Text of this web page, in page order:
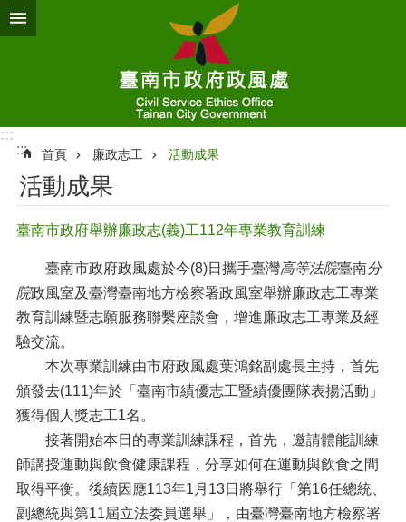
跳到主要內容區塊
:::
:::
首頁 廉政志工 活動成果
活動成果
臺南市政府舉辦廉政志(義)工112年專業教育訓練
臺南市政府政風處於今(8)日攜手臺灣高等法院臺南分
院政風室及臺灣臺南地方檢察署政風室舉辦廉政志工專業
教育訓練暨志願服務聯繫座談會，增進廉政志工專業及經
驗交流。
本次專業訓練由市府政風處葉鴻銘副處長主持，首先
頒發去(111)年於「臺南市績優志工暨績優團隊表揚活動」
獲得個人獎志工1名。
接著開始本日的專業訓練課程，首先，邀請體能訓練
師講授運動與飲食健康課程，分享如何在運動與飲食之間
取得平衡。後續因應113年1月13日將舉行「第16任總統、
副總統與第11屆立法委員選舉」，由臺灣臺南地方檢察署